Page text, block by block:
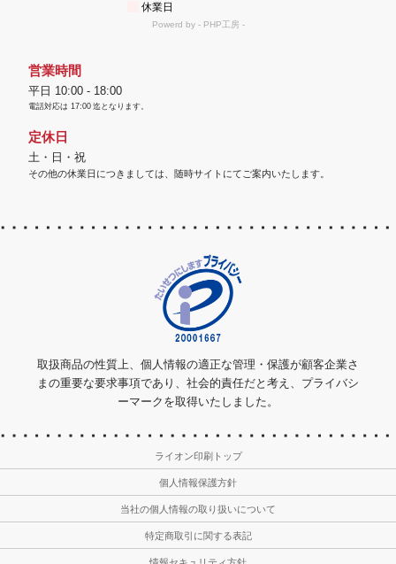
営業時間
平日 10:00 - 18:00
電話対応は 17:00 迄となります。
定休日
土・日・祝
その他の休業日につきましては、随時サイトにてご案内いたします。
取扱商品の性質上、個人情報の適正な管理・保護が顧客企業さ
まの重要な要求事項であり、社会的責任だと考え、プライバシ
ーマークを取得いたしました。
ライオン印刷トップ
個人情報保護方針
当社の個人情報の取り扱いについて
特定商取引に関する表記